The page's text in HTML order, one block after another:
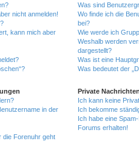
nicht anmelden!
kann mich aber
in der
die Forenuhr geht
Was sind
Wo finde ich die
bei?
Wie werde ich
Weshalb werden
dargestellt?
Was ist eine
Was bedeutet der
Private
Ich kann keine
Ich bekomme
Ich habe eine
Forums erhalten!